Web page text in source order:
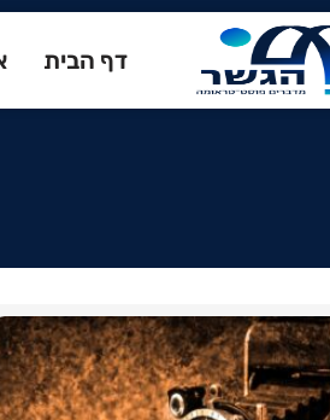
דף הבית